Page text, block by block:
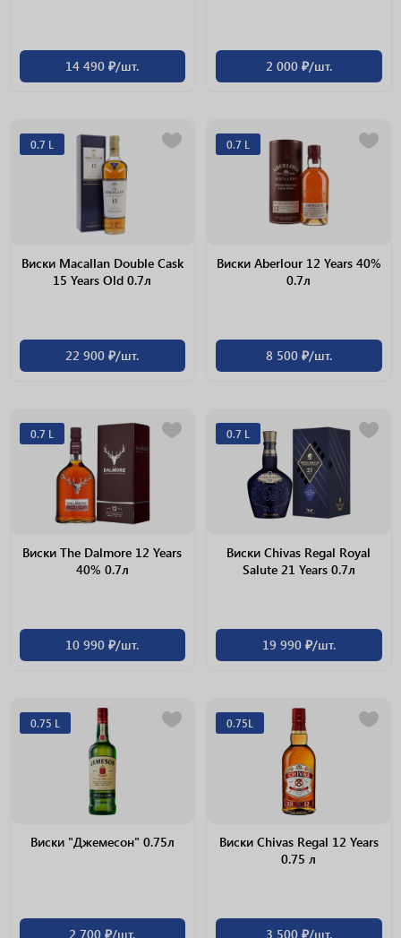
14 490 ₽/шт. 2 000 ₽/шт.
0.7 L
Виски Macallan Double Cask
15 Years Old 0.7л
22 900 ₽/шт.
0.7 L
Виски Aberlour 12 Years 40%
0.7л
8 500 ₽/шт.
0.7 L
Виски The Dalmore 12 Years
40% 0.7л
10 990 ₽/шт.
0.7 L
Виски Chivas Regal Royal
Salute 21 Years 0.7л
19 990 ₽/шт.
0.75 L
Виски "Джемесон" 0.75л
2 700 ₽/шт.
0.75L
Виски Chivas Regal 12 Years
0.75 л
3 500 ₽/шт.